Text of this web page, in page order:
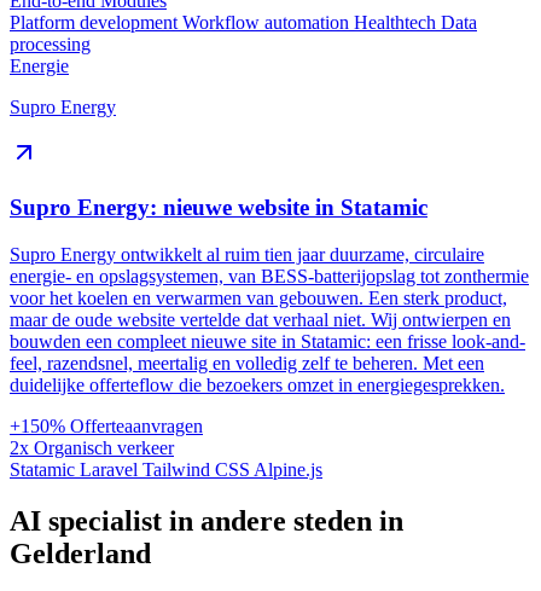
Platform development Workflow automation Healthtech Data
processing
Energie
Supro Energy
Supro Energy: nieuwe website in Statamic
Supro Energy ontwikkelt al ruim tien jaar duurzame, circulaire
energie- en opslagsystemen, van BESS-batterijopslag tot zonthermie
voor het koelen en verwarmen van gebouwen. Een sterk product,
maar de oude website vertelde dat verhaal niet. Wij ontwierpen en
bouwden een compleet nieuwe site in Statamic: een frisse look-and-
feel, razendsnel, meertalig en volledig zelf te beheren. Met een
duidelijke offerteflow die bezoekers omzet in energiegesprekken.
+150% Offerteaanvragen
2x Organisch verkeer
Statamic Laravel Tailwind CSS Alpine.js
AI specialist in andere steden in
Gelderland